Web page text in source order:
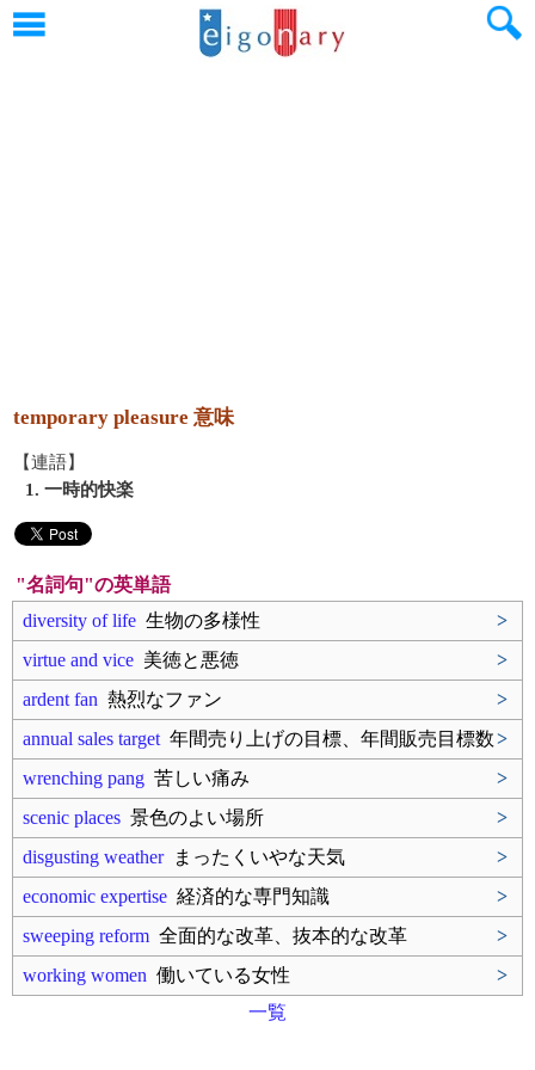
temporary pleasure 意味
【連語】
1. 一時的快楽
"名詞句"の英単語
diversity of life 生物の多様性
>
virtue and vice 美徳と悪徳
>
ardent fan 熱烈なファン
>
annual sales target 年間売り上げの目標、年間販売目標数>
wrenching pang 苦しい痛み
>
scenic places 景色のよい場所
>
disgusting weatherまったくいやな天気
>
economic expertise 経済的な専門知識
>
sweeping reform 全面的な改革、抜本的な改革
>
working women 働いている女性
>
一覧